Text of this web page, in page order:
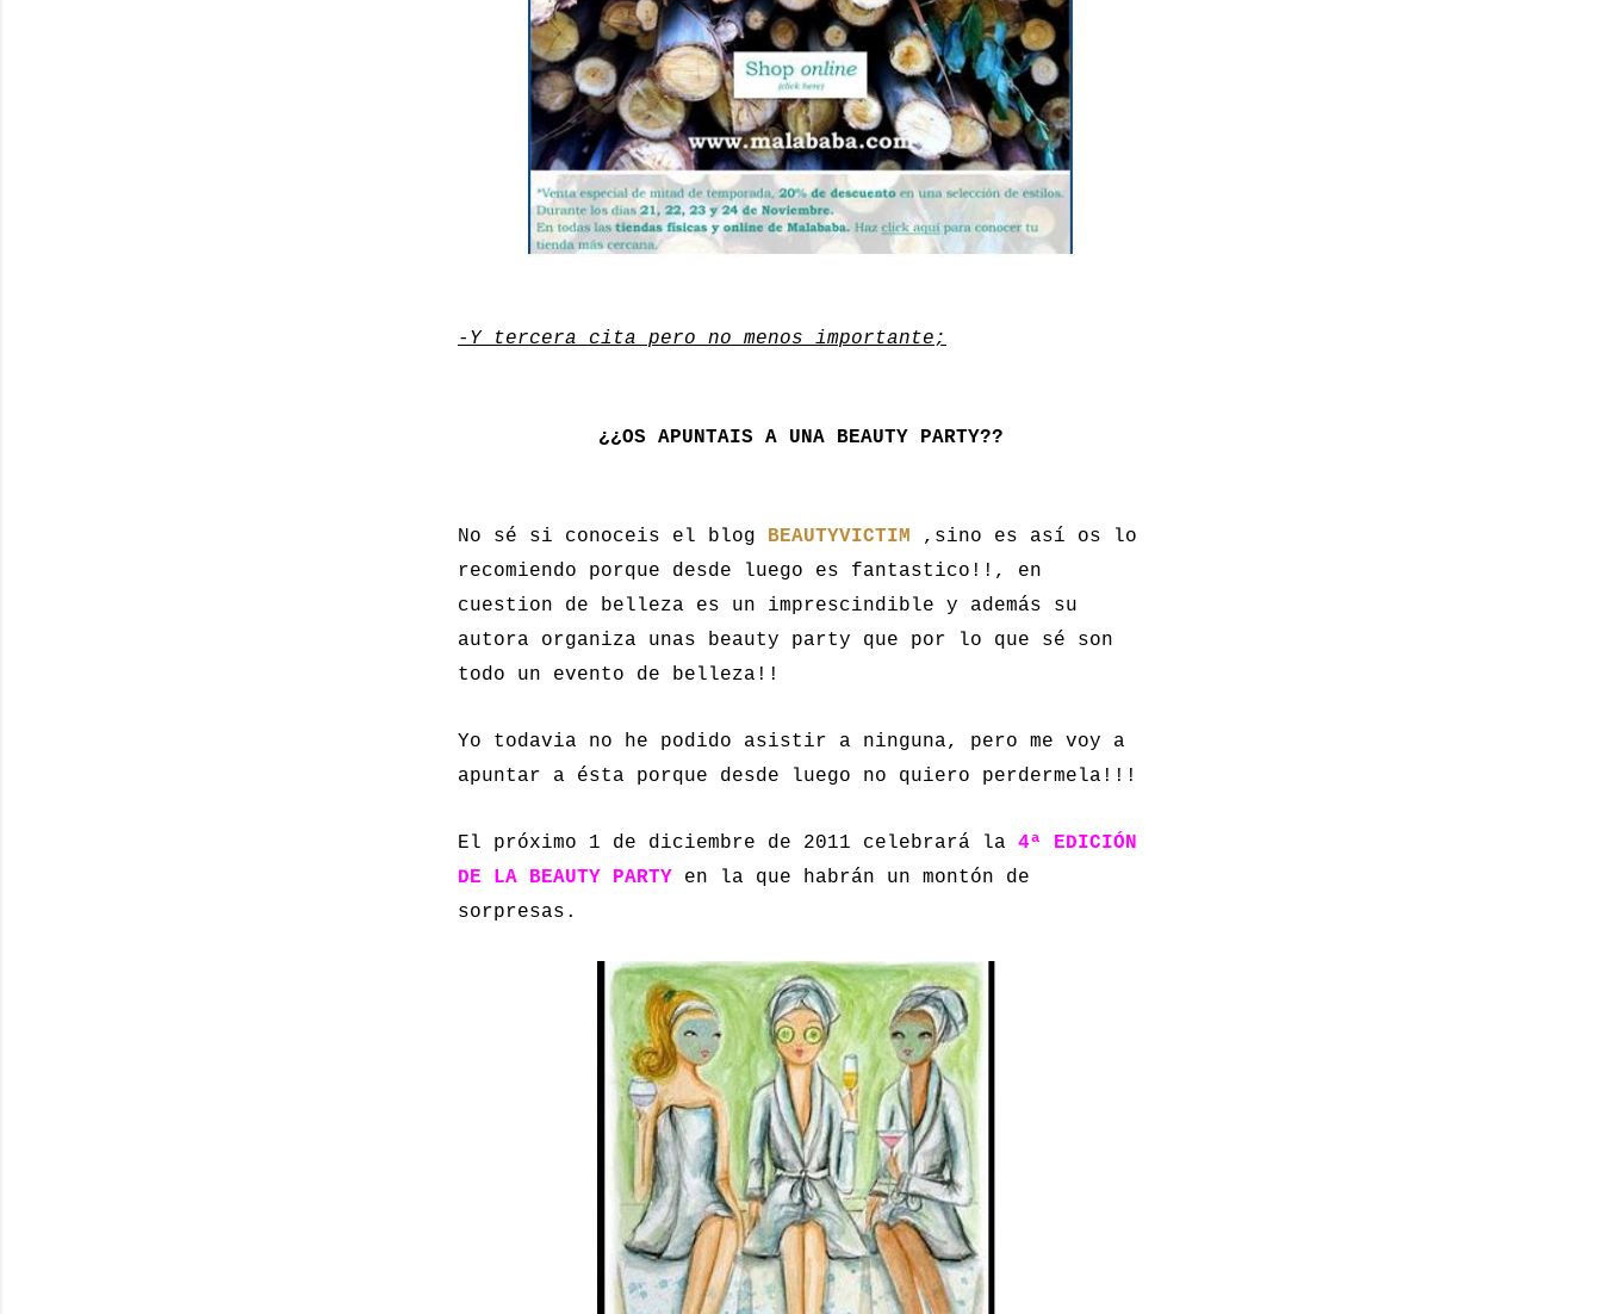
-Y tercera cita pero no menos importante;
¿¿OS APUNTAIS A UNA BEAUTY PARTY??
No sé si conoceis el blog BEAUTYVICTIM ,sino es así os lo
recomiendo porque desde luego es fantastico!!, en
cuestion de belleza es un imprescindible y además su
autora organiza unas beauty party que por lo que sé son
todo un evento de belleza!!
Yo todavia no he podido asistir a ninguna, pero me voy a
apuntar a ésta porque desde luego no quiero perdermela!!!
El próximo 1 de diciembre de 2011 celebrará la 4ª EDICIÓN
DE LA BEAUTY PARTY en la que habrán un montón de
sorpresas.